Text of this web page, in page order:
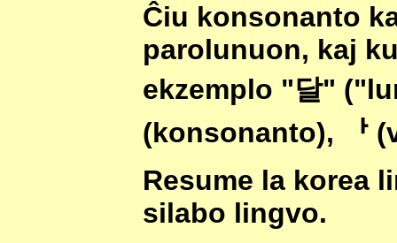
Ĉiu konsonanto
parolunuon, kaj
ekzemplo "달"
(konsonanto),
ᅡ
Resume la korea
silabo lingvo.